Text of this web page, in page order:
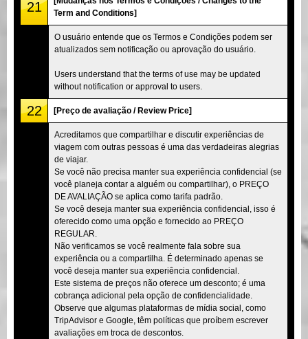
21
Term and Conditions]
O usuário entende que os Termos e Condições podem ser
atualizados sem notificação ou aprovação do usuário.
Users understand that the terms of use may be updated
without notification or approval to users.
22 [Preço de avaliação / Review Price]
Acreditamos que compartilhar e discutir experiências de
viagem com outras pessoas é uma das verdadeiras alegrias
de viajar.
Se você não precisa manter sua experiência confidencial (se
você planeja contar a alguém ou compartilhar), o PREÇO
DE AVALIAÇÃO se aplica como tarifa padrão.
Se você deseja manter sua experiência confidencial, isso é
oferecido como uma opção e fornecido ao PREÇO
REGULAR.
Não verificamos se você realmente fala sobre sua
experiência ou a compartilha. É determinado apenas se
você deseja manter sua experiência confidencial.
Este sistema de preços não oferece um desconto; é uma
cobrança adicional pela opção de confidencialidade.
Observe que algumas plataformas de mídia social, como
TripAdvisor e Google, têm políticas que proíbem escrever
avaliações em troca de descontos.